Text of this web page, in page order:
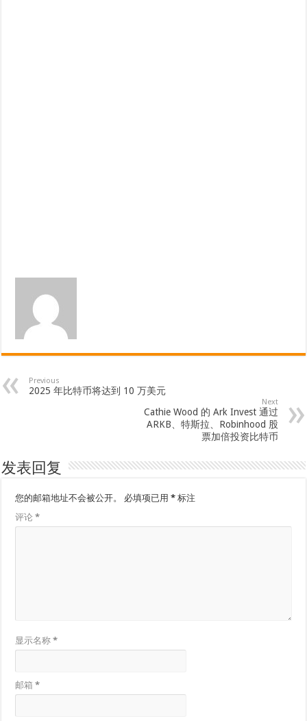
Previous
2025 年比特币将达到 10 万美元
Next
Cathie Wood 的 Ark Invest 通过
ARKB、特斯拉、Robinhood 股
票加倍投资比特币
发表回复
您的邮箱地址不会被公开。 必填项已用* 标注
评论*
显示名称*
邮箱*